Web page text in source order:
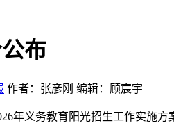
布
作者：张彦刚 编辑：顾宸宇
义务教育阳光招生工作实施方